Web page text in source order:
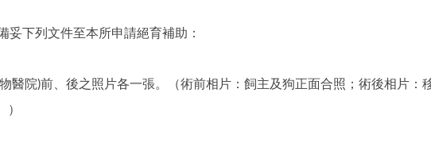
妥下列文件至本所申請絕育補助：
醫院)前、後之照片各一張。（術前相片：飼主及狗正面合照；術後相片
）